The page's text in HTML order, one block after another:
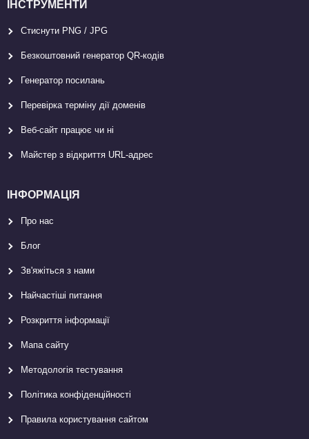
ІНСТРУМЕНТИ
Стиснути PNG / JPG
Безкоштовний генератор QR-кодів
Генератор посилань
Перевірка терміну дії доменів
Веб-сайт працює чи ні
Майстер з відкриття URL-aдрес
ІНФОРМАЦІЯ
Про нас
Блог
Зв'яжіться з нами
Найчастіші питання
Розкриття інформації
Мапа сайту
Методологія тестування
Політика конфіденційності
Правила користування сайтом